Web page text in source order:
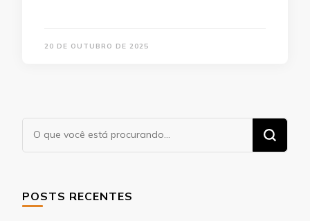
20 DE OUTUBRO DE 2025
Procurando
algo?
POSTS RECENTES